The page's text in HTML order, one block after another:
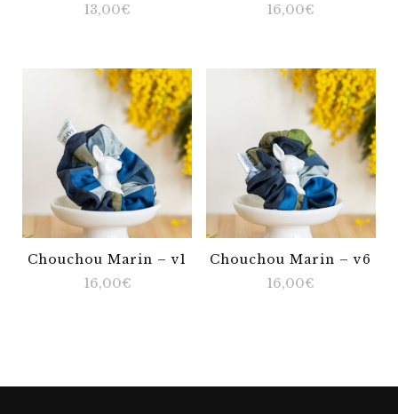
13,00€
16,00€
Chouchou Marin – v1
16,00€
Chouchou Marin – v6
16,00€